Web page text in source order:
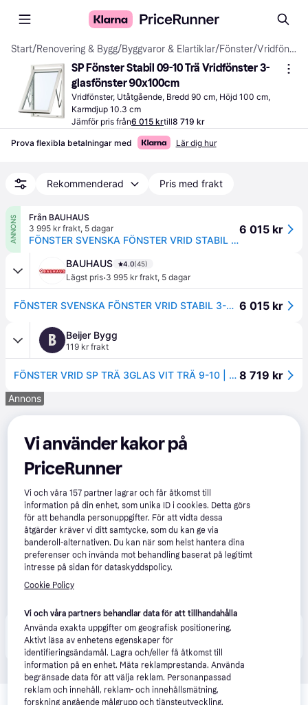
Start/Renovering & Bygg/Byggvaror & Elartiklar/Fönster/ Vridfönster
SP Fönster Stabil 09-10 Trä Vridfönster 3-
glasfönster 90x100cm
Vridfönster, Utåtgående, Bredd 90 cm, Höjd 100 cm,
Karmdjup 10.3 cm
Jämför pris från6 015 krtill8 719 kr
Prova flexibla betalningar med Lär dig hur
Rekommenderad Pris med frakt
ANNONS
Från BAUHAUS
3 995 kr frakt, 5 dagar
FÖNSTER SVENSKA FÖNSTER VRID STABIL 3-GLAS 9X10 VIT
6 015 kr
BAUHAUS 4.0(45)
Lägst pris·3 995 kr frakt, 5 dagar
FÖNSTER SVENSKA FÖNSTER VRID STABIL 3-GLAS 9X10 VIT 6 015 kr
B Beijer Bygg
119 kr frakt
FÖNSTER VRID SP TRÄ 3GLAS VIT TRÄ 9-10 | Beijerbygg Byggmaterial 8 719 kr
Annons
Produkten finns även hos 1 butik som valt att inte
samarbeta med PriceRunner.
Relaterade produkter
Vi använder kakor på
PriceRunner
Vi och våra157 partner lagrar och får åtkomst till
information på din enhet, som unika ID i cookies. Detta görs
för att behandla personuppgifter. För att vidta dessa
åtgärder kräver vi ditt samtycke, som du kan ge via
banderoll-alternativen. Du kan när som helst hantera dina
preferenser och invända mot behandling baserat på legitimt
intresse på sidan för dataskyddspolicy.
Cookie Policy
Vi och våra partners behandlar data för att tillhandahålla
Använda exakta uppgifter om geografisk positionering.
Aktivt läsa av enhetens egenskaper för
identifieringsändamål. Lagra och/eller få åtkomst till
information på en enhet. Mäta reklamprestanda. Använda
begränsade data för att välja reklam. Personanpassad
reklam och innehåll, reklam- och innehållsmätning,
forskning angående målgrupp och tjänsteutveckling.